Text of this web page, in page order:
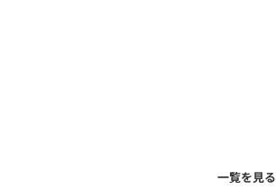
一覧を見る